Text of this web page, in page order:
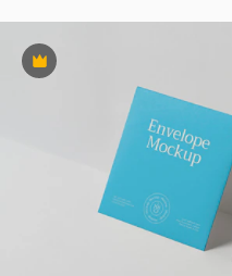
Premium